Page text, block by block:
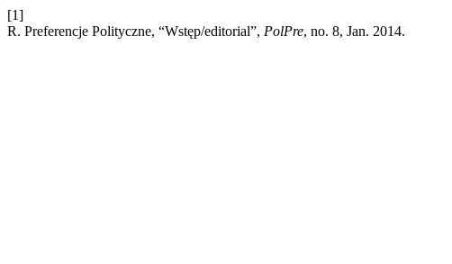
[1]
R. Preferencje Polityczne, “Wstęp/editorial”, PolPre, no. 8, Jan. 2014.